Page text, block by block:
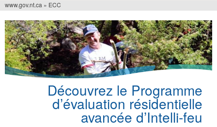
Vous
êtes
ici
www.gov.nt.ca » ECC
Découvrez le Programme
d’évaluation résidentielle
avancée d’Intelli-feu